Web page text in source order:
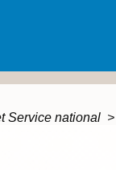
Service national >